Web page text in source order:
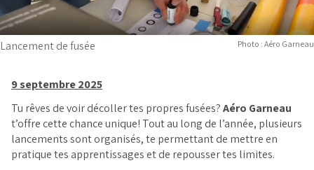
Lancement de fusée Photo : Aéro Garneau
9 septembre 2025
Tu rêves de voir décoller tes propres fusées?Aéro Garneau
t’offre cette chance unique! Tout au long de l’année, plusieurs
lancements sont organisés, te permettant de mettre en
pratique tes apprentissages et de repousser tes limites.